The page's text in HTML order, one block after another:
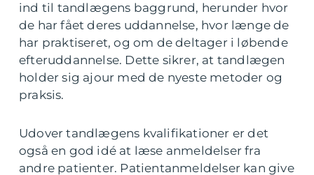
ind til tandlægens baggrund, herunder hvor
de har fået deres uddannelse, hvor længe de
har praktiseret, og om de deltager i løbende
efteruddannelse. Dette sikrer, at tandlægen
holder sig ajour med de nyeste metoder og
praksis.
Udover tandlægens kvalifikationer er det
også en god idé at læse anmeldelser fra
andre patienter. Patientanmeldelser kan give